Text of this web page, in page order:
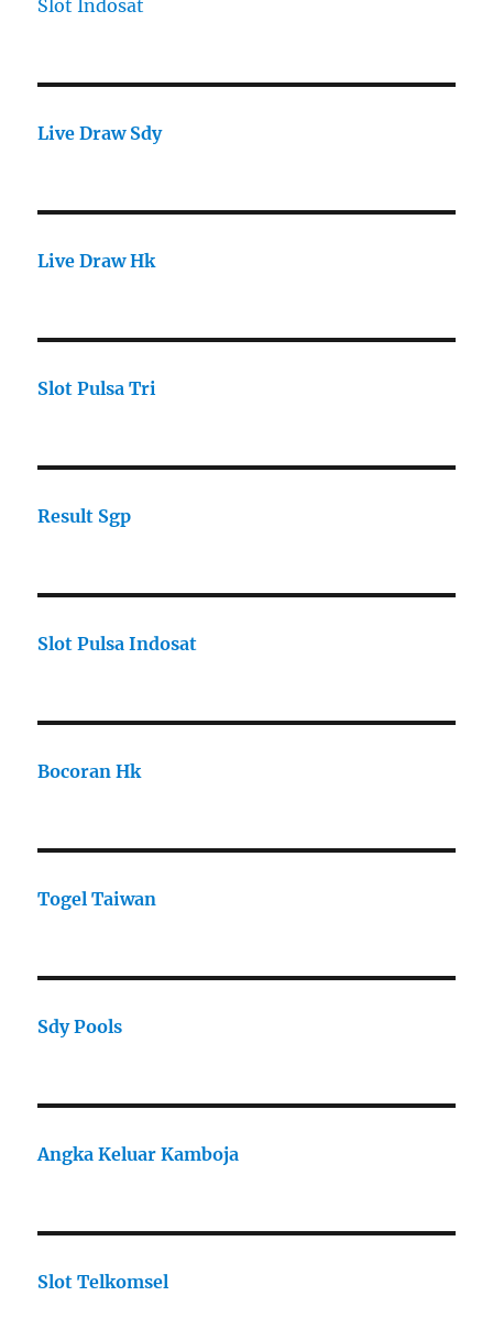
Slot Indosat
Live Draw Sdy
Live Draw Hk
Slot Pulsa Tri
Result Sgp
Slot Pulsa Indosat
Bocoran Hk
Togel Taiwan
Sdy Pools
Angka Keluar Kamboja
Slot Telkomsel